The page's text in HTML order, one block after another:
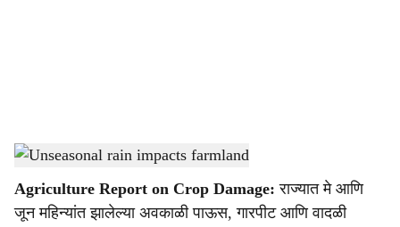
a
Unseasonal rain impacts farmland-Agrowon
Agriculture Report on Crop Damage: राज्यात मे आणि
जून महिन्यांत झालेल्या अवकाळी पाऊस, गारपीट आणि वादळी